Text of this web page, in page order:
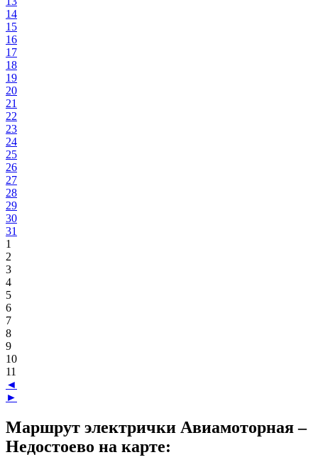
14
15
16
17
18
19
20
21
22
23
24
25
26
27
28
29
30
31
1
2
3
4
5
6
7
8
9
10
11
◄
►
Маршрут электрички Авиамоторная –
Недостоево на карте: